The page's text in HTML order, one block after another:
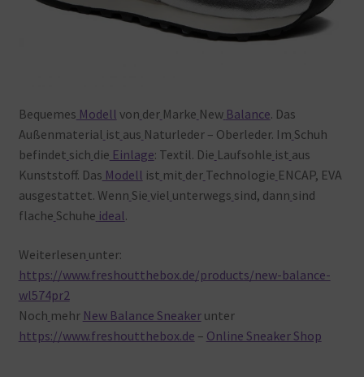
Bequemes Modell von der Marke New Balance. Das
Außenmaterial ist aus Naturleder – Oberleder. Im Schuh
befindet sich die Einlage: Textil. Die Laufsohle ist aus
Kunststoff. Das Modell ist mit der Technologie ENCAP, EVA
ausgestattet. Wenn Sie viel unterwegs sind, dann sind
flache Schuhe ideal.
Weiterlesen unter:
https://www.freshoutthebox.de/products/new-balance-
wl574pr2
Noch mehr New Balance Sneakerunter
https://www.freshoutthebox.de – Online Sneaker Shop